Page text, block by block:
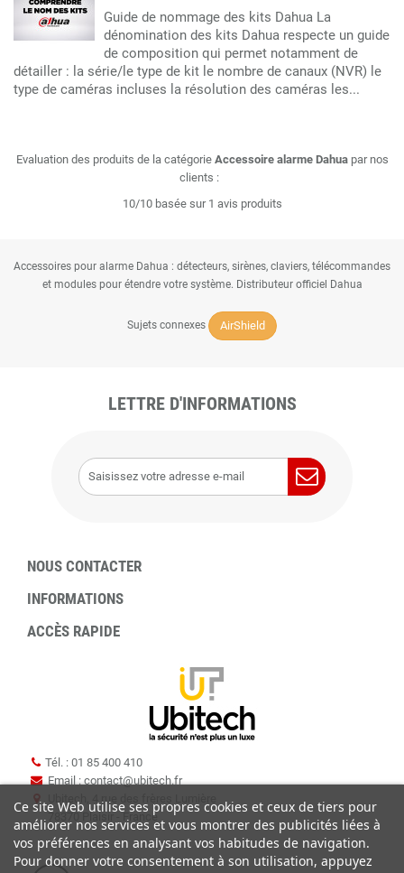
Guide de nommage des kits Dahua La
dénomination des kits Dahua respecte un guide
de composition qui permet notamment de
détailler : la série/le type de kit le nombre de canaux (NVR) le
type de caméras incluses la résolution des caméras les...
Evaluation des produits de la catégorie Accessoire alarme Dahuapar nos
clients :
10/10 basée sur 1 avis produits
Accessoires pour alarme Dahua : détecteurs, sirènes, claviers, télécommandes
et modules pour étendre votre système. Distributeur officiel Dahua
Sujets connexes AirShield
LETTRE D'INFORMATIONS
NOUS CONTACTER
INFORMATIONS
ACCÈS RAPIDE
Tél. : 01 85 400 410
Email : contact@ubitech.fr
78370 Plaisir - France
Ce site Web utilise ses propres cookies et ceux de tiers pour
améliorer nos services et vous montrer des publicités liées à
vos préférences en analysant vos habitudes de navigation.
Pour donner votre consentement à son utilisation, appuyez